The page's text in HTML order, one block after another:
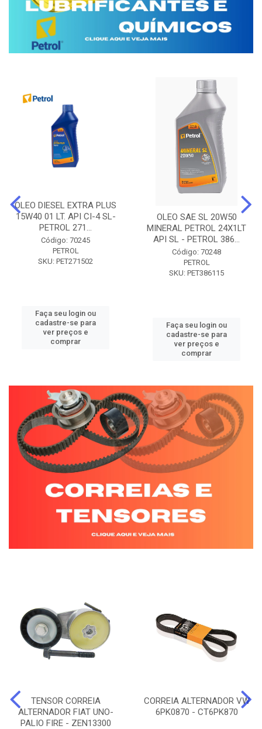
OLEO DIESEL EXTRA PLUS
15W40 01 LT. API CI-4 SL-
PETROL 271...
Código: 70245
PETROL
SKU: PET271502
Faça seu login ou
cadastre-se para
ver preços e
comprar
OLEO SAE SL 20W50
MINERAL PETROL 24X1LT
API SL - PETROL 386...
Código: 70248
PETROL
SKU: PET386115
Faça seu login ou
cadastre-se para
ver preços e
comprar
TENSOR CORREIA
ALTERNADOR FIAT UNO-
PALIO FIRE - ZEN13300
CORREIA ALTERNADOR VW
6PK0870 - CT6PK870